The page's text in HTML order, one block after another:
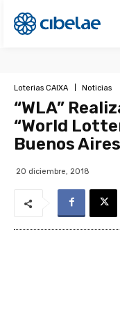
Loterias CAIXA Noticias
“WLA”
“World
Buenos
20 diciembre, 2018